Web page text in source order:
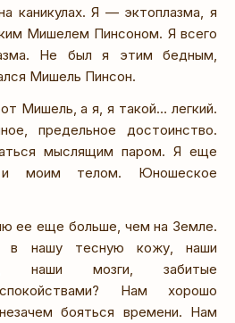
каникулах. Я — эктоплазма, я
Мишелем Пинсоном. Я всего
Не был я этим бедным,
Мишель Пинсон.
Мишель, а я, я такой… легкий.
предельное достоинство.
мыслящим паром. Я еще
моим телом. Юношеское
ее еще больше, чем на Земле.
в нашу тесную кожу, наши
наши мозги, забитые
Нам хорошо
бояться времени. Нам